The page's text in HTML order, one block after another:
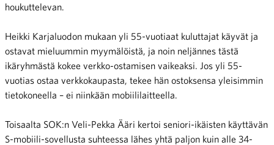
houkuttelevan.
Heikki Karjaluodon mukaan yli 55-vuotiaat kuluttajat käyvät ja
ostavat mieluummin myymälöistä, ja noin neljännes tästä
ikäryhmästä kokee verkko-ostamisen vaikeaksi. Jos yli 55-
vuotias ostaa verkkokaupasta, tekee hän ostoksensa yleisimmin
tietokoneella – ei niinkään mobiililaitteella.
Toisaalta SOK:n Veli-Pekka Ääri kertoi seniori-ikäisten käyttävän
S-mobiili-sovellusta suhteessa lähes yhtä paljon kuin alle 34-